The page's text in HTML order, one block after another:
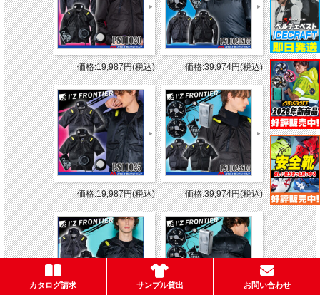
価格:19,987円(税込) 価格:39,974円(税込)
価格:19,987円(税込) 価格:39,974円(税込)
カタログ請求 サンプル貸出 お問い合わせ